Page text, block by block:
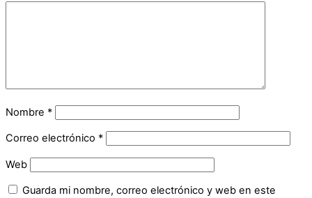
Nombre *
Correo electrónico *
Web
Guarda mi nombre, correo electrónico y web en este